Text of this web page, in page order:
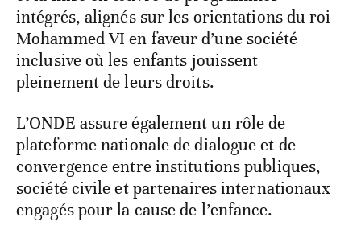
intégrés, alignés sur les orientations du roi
Mohammed VI en faveur d’une société
inclusive où les enfants jouissent
pleinement de leurs droits.
L’ONDE assure également un rôle de
plateforme nationale de dialogue et de
convergence entre institutions publiques,
société civile et partenaires internationaux
engagés pour la cause de l’enfance.